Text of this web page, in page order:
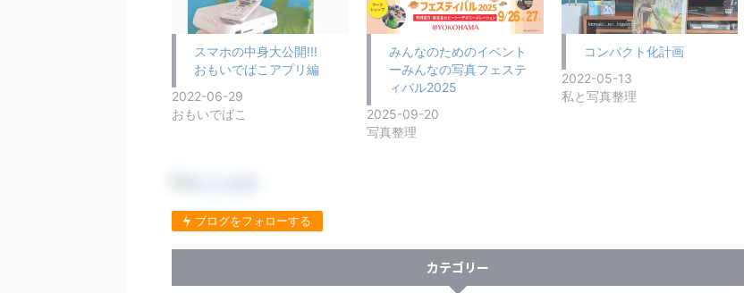
スマホの中身大公開!!!
おもいでばこアプリ編
2022-06-29
おもいでばこ
みんなのためのイベント
ーみんなの写真フェステ
ィバル2025
2025-09-20
写真整理
コンパクト化計画
2022-05-13
私と写真整理
ブログをフォローする
カテゴリー